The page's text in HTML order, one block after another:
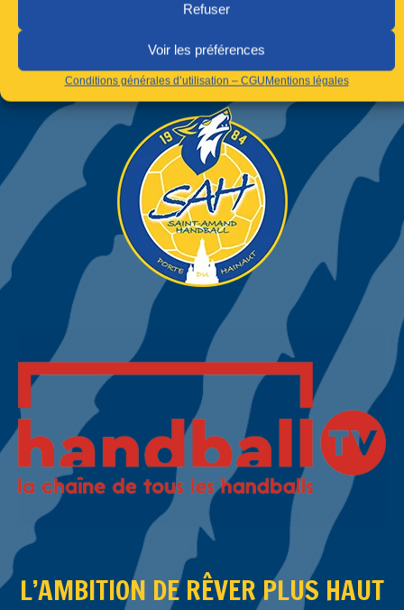
Refuser
Voir les préférences
Conditions générales d’utilisation – CGUMentions légales
L’AMBITION DE RÊVER PLUS HAUT